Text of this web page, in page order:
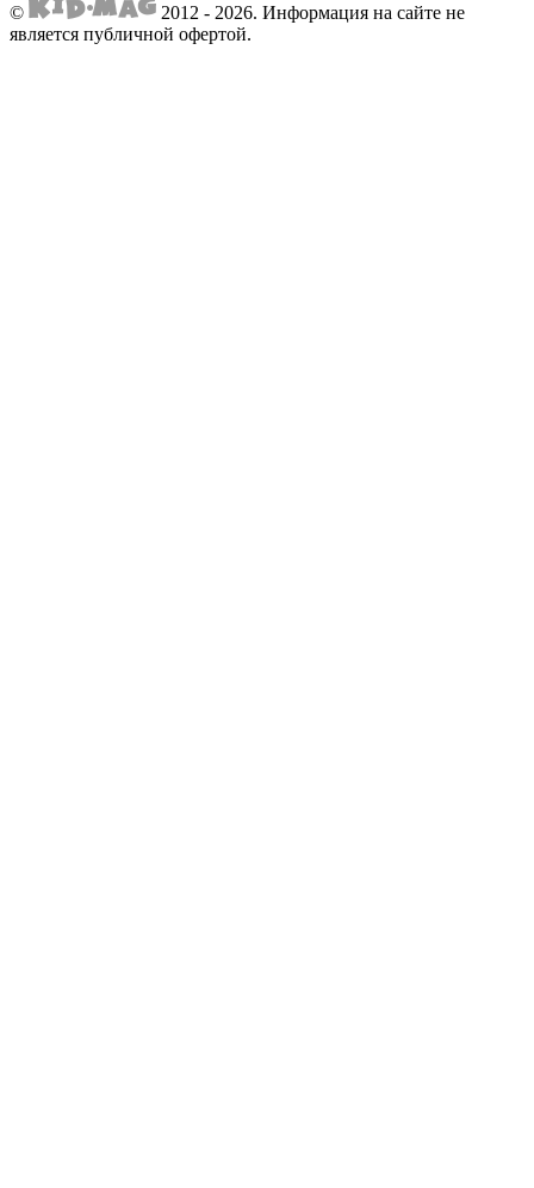
© 2012 - 2026. Информация на сайте не
является публичной офертой.